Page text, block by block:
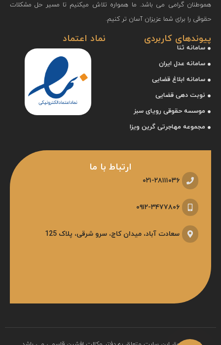
هموطنان گرامی می باشد. ما همواره تلاش میکنیم تا مسیر حل مشکلات
حقوقی را برای شما عزیزان آسان‌ تر کنیم.
پیوندهای کاربردی
سامانه ثنا
سامانه عدل ایران
سامانه ابلاغ قضایی
نوبت دهی قضایی
موسسه حقوقی رویای سبز
مجموعه مهاجرتی گرین ویزا
نماد اعتماد
ارتباط با ما
۰۲۱-۲۸۱۱۱۰۳۶
۰۹۱۲-۳۴۷۷۸۰۶
سعادت آباد، میدان کاج، سرو شرقی، پلاک 125